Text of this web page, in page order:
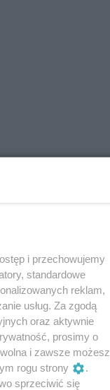
i przechowujemy
standardowe
reklam,
usług. Za zgodą
oraz aktywnie
prosimy o
i zawsze możesz
rogu strony
.
sprzeciwić się